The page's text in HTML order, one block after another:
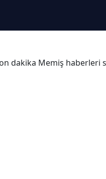
dakika Memiş haberleri